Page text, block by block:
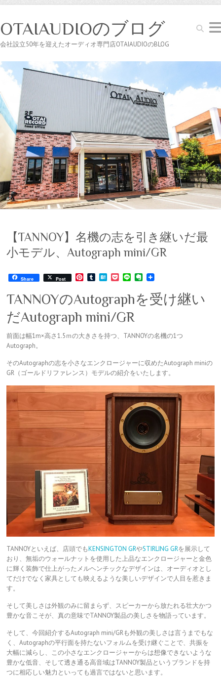
Search
OTAIAUDIOのブログ
会社設立50年を迎えたオーディオ専門店OTAIAUDIOのBLOG
【TANNOY】名機の志を引き継いだ最
小モデル、Autograph mini/GR
Share Post
P
t
r
e
s
t
T
b
r
H
e
n
a
P
k
e
t
L
e
E
e
r
n
e
TANNOYのAutographを受け継い
だAutograph mini/GR
前面は幅1m×高さ1.5ｍの大きさを持つ、TANNOYの名機の1つ
Autograph。
そのAutographの志を小さなエンクロージャーに収めたAutograph miniの
GR（ゴールドリファレンス）モデルの紹介をいたします。
TANNOYといえば、店頭でもKENSINGTON GRやSTIRLING GRを展示して
おり、無垢のウォールナットを使用した上品なエンクロージャーと金色
に輝く装飾で仕上がったメルヘンチックなデザインは、オーディオとし
てだけでなく家具としても映えるような美しいデザインで人目を惹きま
す。
そして美しさは外観のみに留まらず、スピーカーから放たれる壮大かつ
豊かな音こそが、真の意味でTANNOY製品の美しさを物語っています。
そして、今回紹介するAutograph mini/GRも外観の美しさは言うまでもな
く、Autographの平行面を持たないフォルムを受け継ぐことで、共振を
大幅に減らし、この小さなエンクロージャーからは想像できないような
豊かな低音、そして透き通る高音域はTANNOY製品というブランドを持
つに相応しい魅力といっても過言ではないと思います。